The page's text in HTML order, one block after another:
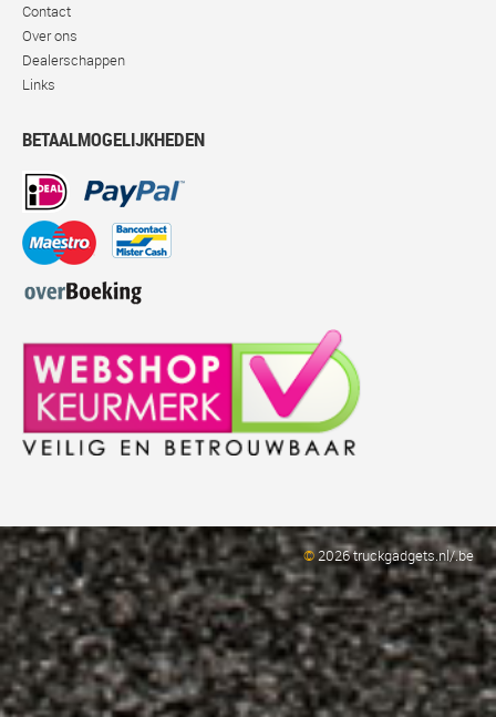
Contact
Over ons
Dealerschappen
Links
BETAALMOGELIJKHEDEN
©2026 truckgadgets.nl/.be